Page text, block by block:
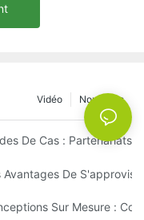
Nouvelles
Vidéo
Plage Idéal Pour Votre
De Cas : Partenariats
Longues D'extérieur
Avantages De
De Chaises Longues
Sur Mesure :